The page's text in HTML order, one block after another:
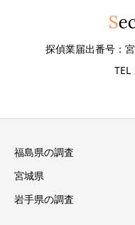
探偵業届出番号：
福島県の調査
宮城県
岩手県の調査